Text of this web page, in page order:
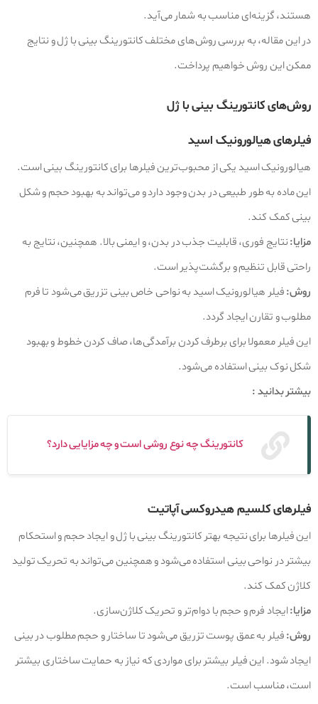
هستند، گزینه‌ای مناسب به شمار می‌آید.
در این مقاله، به بررسی روش‌های مختلف کانتورینگ بینی با ژل و نتایج
ممکن این روش خواهیم پرداخت.
روش‌های کانتورینگ بینی با ژل
فیلرهای هیالورونیک اسید
هیالورونیک اسید یکی از محبوب‌ترین فیلرها برای کانتورینگ بینی است.
این ماده به طور طبیعی در بدن وجود دارد و می‌تواند به بهبود حجم و شکل
بینی کمک کند.
مزایا:نتایج فوری، قابلیت جذب در بدن، و ایمنی بالا. همچنین، نتایج به
راحتی قابل تنظیم و برگشت‌پذیر است.
روش:فیلر هیالورونیک اسید به نواحی خاص بینی تزریق می‌شود تا فرم
مطلوب و تقارن ایجاد گردد.
این فیلر معمولا برای برطرف کردن برآمدگی‌ها، صاف کردن خطوط و بهبود
شکل نوک بینی استفاده می‌شود.
بیشتر بدانید :
کانتورینگ چه نوع روشی است و چه مزایایی دارد؟
فیلرهای کلسیم هیدروکسی آپاتیت
این فیلرها برای نتیجه بهتر کانتورینگ بینی با ژل و ایجاد حجم و استحکام
بیشتر در نواحی بینی استفاده می‌شود و همچنین می‌تواند به تحریک تولید
کلاژن کمک کند.
مزایا:ایجاد فرم و حجم با دوام‌تر و تحریک کلاژن‌سازی.
روش:فیلر به عمق پوست تزریق می‌شود تا ساختار و حجم مطلوب در بینی
ایجاد شود. این فیلر بیشتر برای مواردی که نیاز به حمایت ساختاری بیشتر
است، مناسب است.